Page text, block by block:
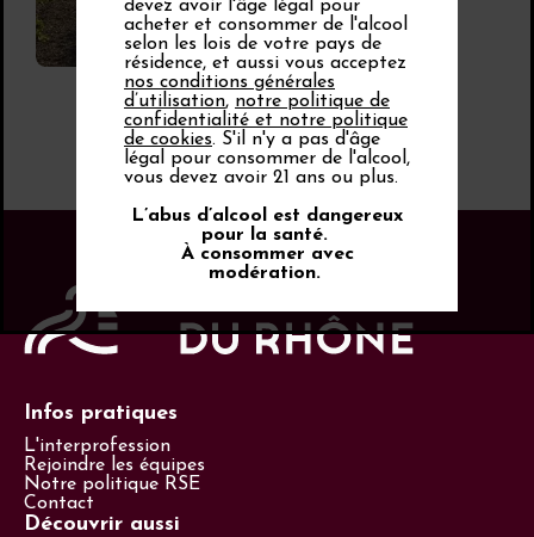
Grenache gris
Grenache blanc
Infos pratiques
L'interprofession
Rejoindre les équipes
Notre politique RSE
Contact
Découvrir aussi
devez avoir l'âge légal pour
acheter et consommer de l'alcool
selon les lois de votre pays de
résidence, et aussi vous acceptez
nos conditions générales
d’utilisation, notre politique de
confidentialité et notre politique
de cookies. S'il n'y a pas d'âge
légal pour consommer de l'alcool,
vous devez avoir 21 ans ou plus.
L’abus d’alcool est dangereux
pour la santé.
À consommer avec
modération.